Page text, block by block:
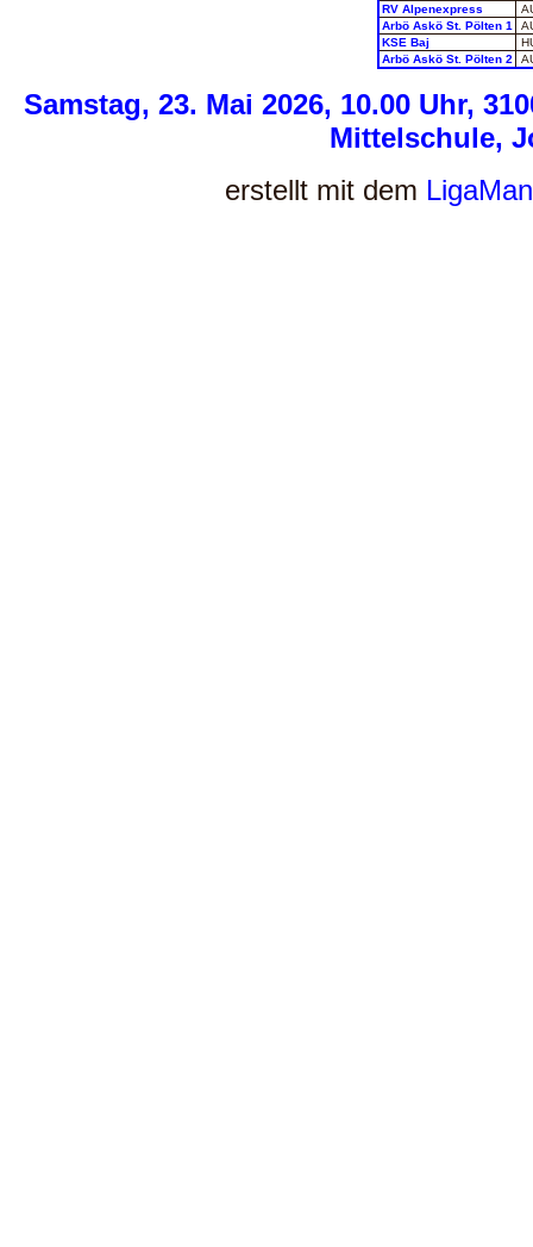
RV Alpenexpress
Arbö Askö St. Pölten 1
KSE Baj
Arbö Askö St. Pölten 2
Samstag, 23. Mai 2026, 10.00 Uhr,
Mittelschule,
erstellt mit dem